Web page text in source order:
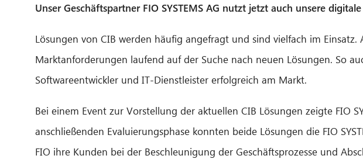
Unser Geschäftspartner FIO SYSTEMS AG nutzt jetzt auch unsere
Lösungen von CIB werden häufig angefragt und sind vielfach im
Marktanforderungen laufend auf der Suche nach neuen Lösungen. So
Softwareentwickler und IT-Dienstleister erfolgreich am Markt.
Bei einem Event zur Vorstellung der aktuellen CIB Lösungen zeigte FIO
anschließenden Evaluierungsphase konnten beide Lösungen die FIO
FIO ihre Kunden bei der Beschleunigung der Geschäftsprozesse und